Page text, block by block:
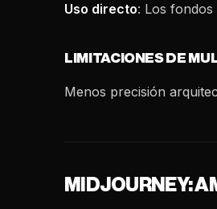
Uso directo: Los
LIMITACIONES DE
Menos precisión
MIDJOURNEY: